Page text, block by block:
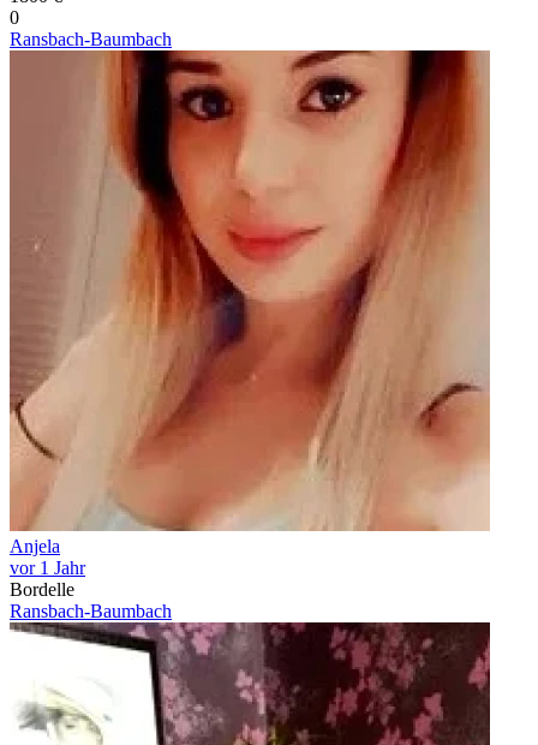
0
Ransbach-Baumbach
Anjela
vor 1 Jahr
Bordelle
Ransbach-Baumbach